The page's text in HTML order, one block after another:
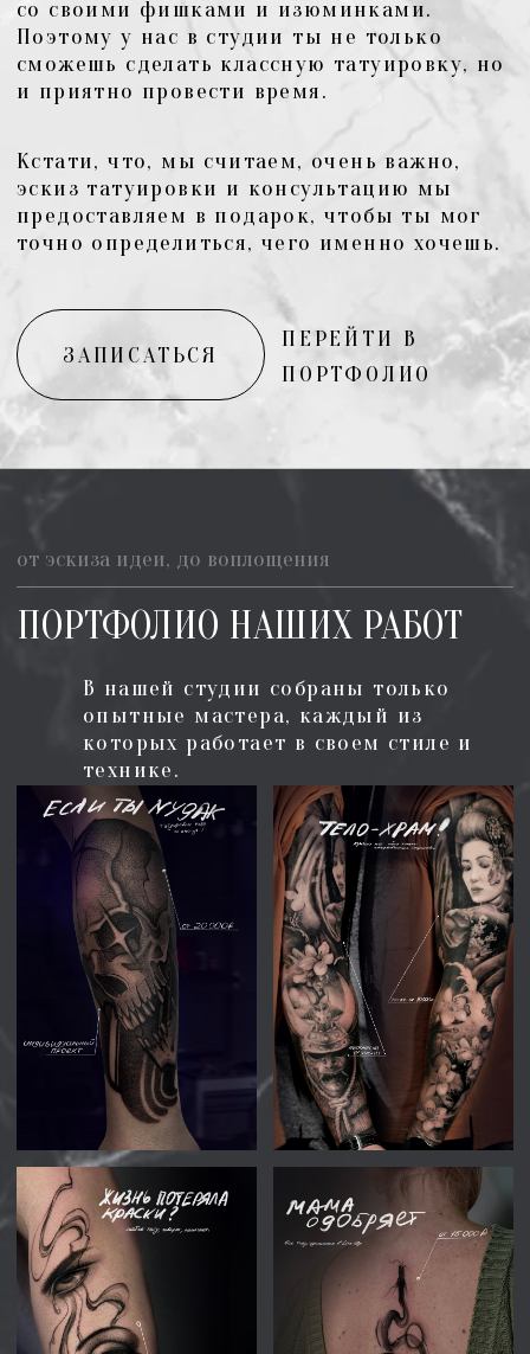
Не переживай, тебя направят к тому, кто
действительно разбирается во всех
тонкостях выбранного тобой стиля. С
примерами работ ты можешь
ознакомиться выше, больше работ ищи в
запрещенной сети*, VK или на картах.
ХОЧУ ТАТУ
мы собрали 4 популярных вопроса